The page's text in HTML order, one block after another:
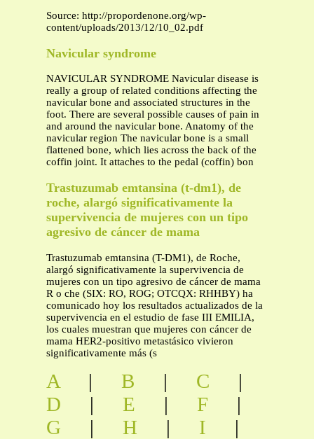
Source: http://propordenone.org/wp-
content/uploads/2013/12/10_02.pdf
Navicular syndrome
NAVICULAR SYNDROME Navicular disease is
really a group of related conditions affecting the
navicular bone and associated structures in the
foot. There are several possible causes of pain in
and around the navicular bone. Anatomy of the
navicular region The navicular bone is a small
flattened bone, which lies across the back of the
coffin joint. It attaches to the pedal (coffin) bon
Trastuzumab emtansina (t-dm1), de
roche, alargó significativamente la
supervivencia de mujeres con un tipo
agresivo de cáncer de mama
Trastuzumab emtansina (T-DM1), de Roche,
alargó significativamente la supervivencia de
mujeres con un tipo agresivo de cáncer de mama
R o che (SIX: RO, ROG; OTCQX: RHHBY) ha
comunicado hoy los resultados actualizados de la
supervivencia en el estudio de fase III EMILIA,
los cuales muestran que mujeres con cáncer de
mama HER2-positivo metastásico vivieron
significativamente más (s
A | B | C
|
D
| E | F
|
G
| H | I
|